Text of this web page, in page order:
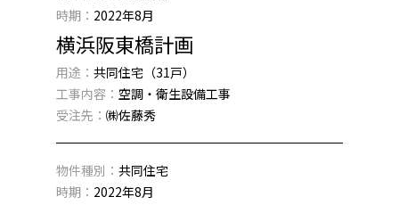
時期： 2022年8月
横浜阪東橋計画
用途： 共同住宅（31戸）
工事内容： 空調・衛生設備工事
受注先： ㈱佐藤秀
物件種別： 共同住宅
時期： 2022年8月